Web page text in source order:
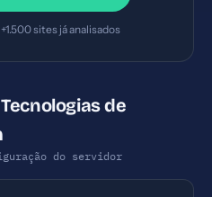
sites já analisados
de
do servidor